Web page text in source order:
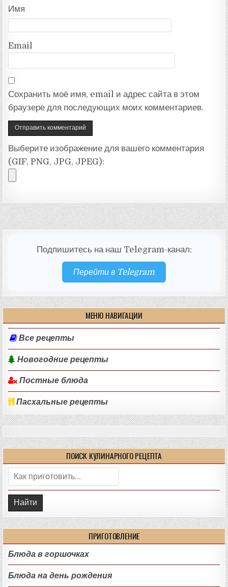
Имя
Email
Сохранить моё имя, email и адрес сайта в этом
браузере для последующих моих комментариев.
Выберите изображение для вашего комментария
(GIF, PNG, JPG, JPEG):
Подпишитесь на наш Telegram-канал:
Перейти в Telegram
МЕНЮ НАВИГАЦИИ
Все рецепты
Новогодние рецепты
Постные блюда
Пасхальные рецепты
ПОИСК КУЛИНАРНОГО РЕЦЕПТА
Поиск:
ПРИГОТОВЛЕНИЕ
Блюда в горшочках
Блюда на день рождения